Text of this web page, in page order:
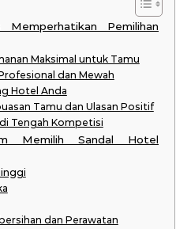
Pemilihan
Maksimal untuk Tamu
dan Mewah
Hotel Anda
Tamu dan Ulasan Positif
Tengah Kompetisi
Memilih Sandal Hotel
dan Perawatan